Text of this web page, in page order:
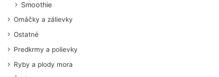
Smoothie
Omáčky a zálievky
Ostatné
Predkrmy a polievky
Ryby a plody mora